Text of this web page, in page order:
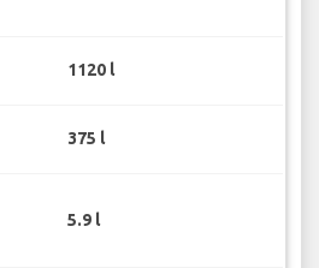
1120 l
375 l
5.9 l